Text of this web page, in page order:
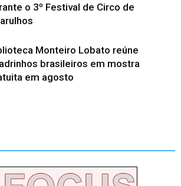
o 3º Festival de Circo de
Monteiro Lobato reúne
brasileiros em mostra
em agosto